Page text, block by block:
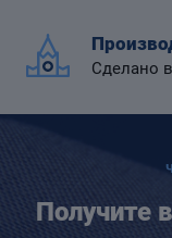
Сделано
Получите